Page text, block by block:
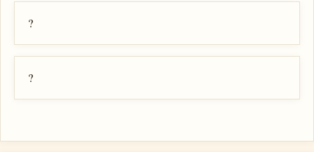
?
?